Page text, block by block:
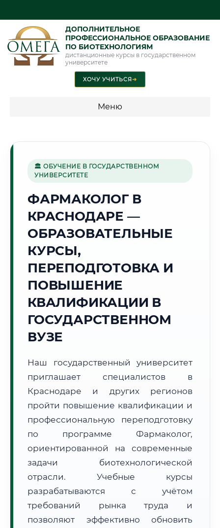
ДОПОЛНИТЕЛЬНОЕ
ПРОФЕССИОНАЛЬНОЕ ОБРАЗОВАНИЕ
ПО БИОТЕХНОЛОГИЯМ
дистанционные курсы в государственном
университете
ХОЧУ УЧИТЬСЯ➜
Меню
🌻
Г. КРАСНОДАР
Точное местное время:
20:02:47
2026 г.
Погода в г. Краснодар: ⛅ +34°C,Переменная облачность
🌅 Восход:05:17 🌇 Закат:
📍 Региональная справка
Почтовые индексы:
Часовой пояс:
МСК (UTC+3)
Формат учебы:
Дистанционно
🗺️ Зона обслуживания: г. Краснодар
Расчет логистики оригиналов:
• Маршрут транзита:~3 266 км
• Экспресс-доставка СДЭК / Почтой: 5–7 рабочих дней
🏛 ОБУЧЕНИЕ В ГОСУДАРСТВЕННОМ
УНИВЕРСИТЕТЕ
ФАРМАКОЛОГ В
КРАСНОДАРЕ —
ОБРАЗОВАТЕЛЬНЫЕ
КУРСЫ,
ПЕРЕПОДГОТОВКА И
ПОВЫШЕНИЕ
КВАЛИФИКАЦИИ В
ГОСУДАРСТВЕННОМ
ВУЗЕ
Наш государственный университет
приглашает специалистов в
Краснодаре и других регионов
пройти повышение квалификации и
профессиональную переподготовку
по программе Фармаколог,
ориентированной на современные
задачи биотехнологической
отрасли. Учебные курсы
разрабатываются с учётом
требований рынка труда и
позволяют эффективно обновить